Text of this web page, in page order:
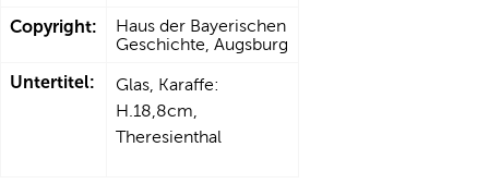
Copyright:
Haus der Bayerischen
Geschichte, Augsburg
Untertitel:
Glas, Karaffe:
H.18,8cm,
Theresienthal